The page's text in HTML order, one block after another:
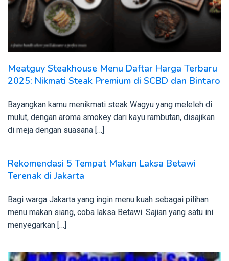
Meatguy Steakhouse Menu Daftar Harga Terbaru
2025: Nikmati Steak Premium di SCBD dan Bintaro
Bayangkan kamu menikmati steak Wagyu yang meleleh di
mulut, dengan aroma smokey dari kayu rambutan, disajikan
di meja dengan suasana […]
Rekomendasi 5 Tempat Makan Laksa Betawi
Terenak di Jakarta
Bagi warga Jakarta yang ingin menu kuah sebagai pilihan
menu makan siang, coba laksa Betawi. Sajian yang satu ini
menyegarkan […]